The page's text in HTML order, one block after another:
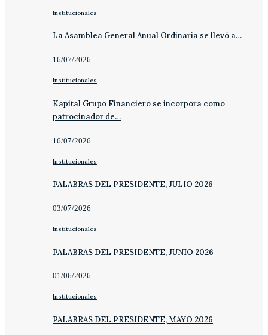
Institucionales
La Asamblea General Anual Ordinaria se llevó a…
16/07/2026
Institucionales
Kapital Grupo Financiero se incorpora como
patrocinador de…
16/07/2026
Institucionales
PALABRAS DEL PRESIDENTE, JULIO 2026
03/07/2026
Institucionales
PALABRAS DEL PRESIDENTE, JUNIO 2026
01/06/2026
Institucionales
PALABRAS DEL PRESIDENTE, MAYO 2026